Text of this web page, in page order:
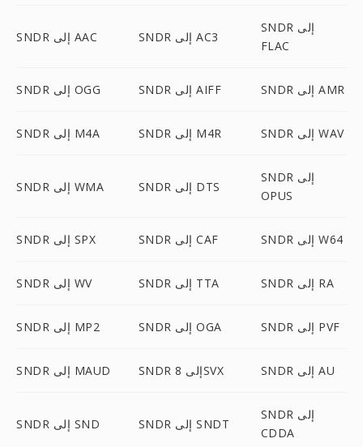
SNDR إلى AAC SNDR إلى AC3
SNDR إلى
FLAC
SNDR إلى OGG SNDR إلى AIFF SNDR إلى AMR
SNDR إلى M4A SNDR إلى M4R SNDR إلى WAV
SNDR إلى WMA SNDR إلى DTS
SNDR إلى
OPUS
SNDR إلى SPX SNDR إلى CAF SNDR إلى W64
SNDR إلى WV SNDR إلى TTA SNDR إلى RA
SNDR إلى MP2 SNDR إلى OGA SNDR إلى PVF
SNDR إلى MAUD SNDR إلى 8SVX SNDR إلى AU
SNDR إلى SND SNDR إلى SNDT
SNDR إلى
CDDA